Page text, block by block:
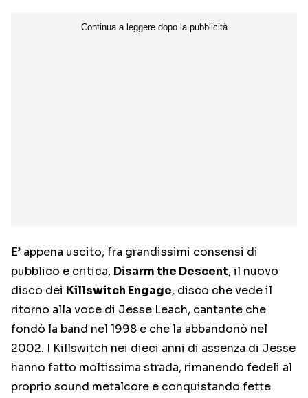
E’ appena uscito, fra grandissimi consensi di
pubblico e critica, Disarm the Descent, il nuovo
disco dei Killswitch Engage, disco che vede il
ritorno alla voce di Jesse Leach, cantante che
fondò la band nel 1998 e che la abbandonò nel
2002. I Killswitch nei dieci anni di assenza di Jesse
hanno fatto moltissima strada, rimanendo fedeli al
proprio sound metalcore e conquistando fette